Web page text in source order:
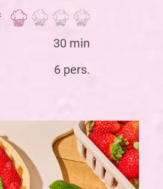
30 min
6 pers.